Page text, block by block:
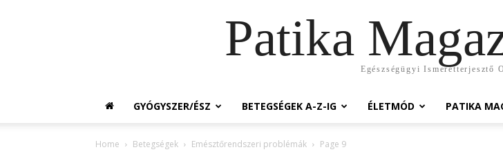
Patika
Egészségügyi Ismeretterjesztő
GYÓGYSZER/ÉSZ BETEGSÉGEK A-Z-IG ÉLETMÓD PATIKA
Home Betegségek Emésztőrendszeri problémák Page 9